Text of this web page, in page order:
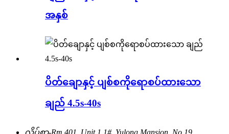
အနှစ်
ပိတ်ချောနှင့် ပျစ်စကိုရောစပ်ထားသော
ချည် 4.5s-40s
လိပ်စာ-Rm.401, Unit 1,1#, Yulong Mansion, No.19,